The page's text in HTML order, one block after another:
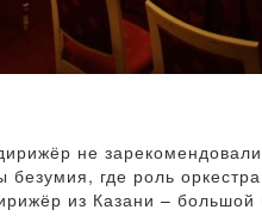
не
где роль
из Казани – большой